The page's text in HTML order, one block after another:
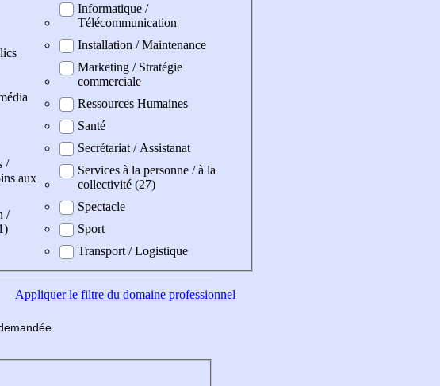
/
aux
/
Informatique /
Télécommunication
Installation / Maintenance
Marketing / Stratégie
commerciale
Ressources Humaines
Santé
Secrétariat / Assistanat
Services à la personne / à la
collectivité (27)
Spectacle
Sport
Transport / Logistique
Appliquerle filtre du domaine professionnel